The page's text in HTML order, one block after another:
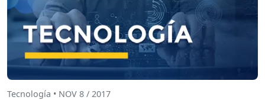
Tecnología • NOV 8 / 2017